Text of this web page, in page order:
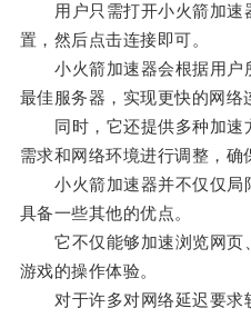
用户只需打开小火箭加速
置，然后点击连接即可。
小火箭加速器会根据用户
最佳服务器，实现更快的网络
同时，它还提供多种加速
需求和网络环境进行调整，确
小火箭加速器并不仅仅局
具备一些其他的优点。
它不仅能够加速浏览网页
游戏的操作体验。
对于许多对网络延迟要求